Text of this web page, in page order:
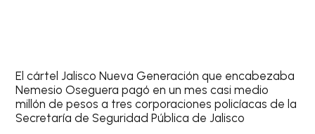
El cártel Jalisco Nueva Generación que encabezaba
Nemesio Oseguera pagó en un mes casi medio
millón de pesos a tres corporaciones policíacas de la
Secretaría de Seguridad Pública de Jalisco